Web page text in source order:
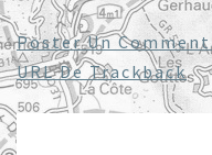
Poster Un
URL De Trackback.